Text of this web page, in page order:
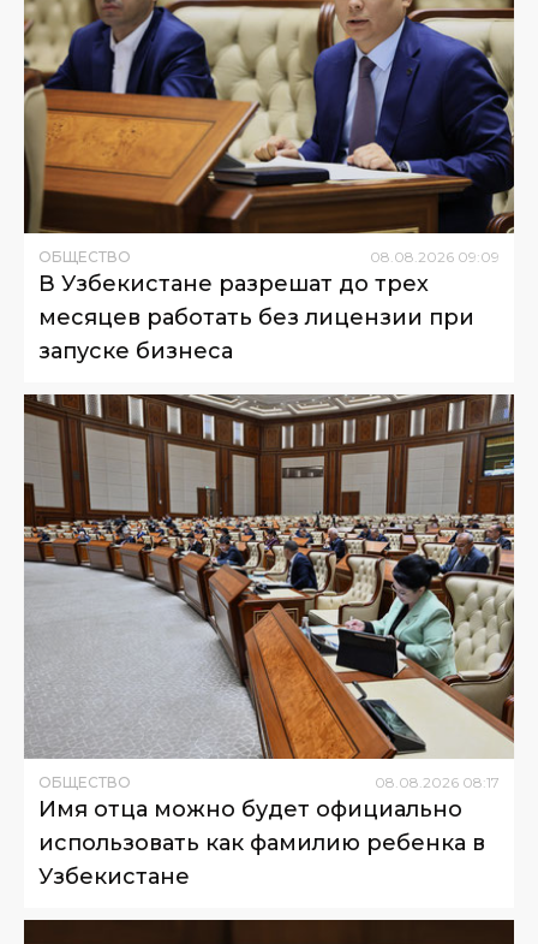
ОБЩЕСТВО 08 08 2026 09:09
В Узбекистане разрешат до трех
месяцев работать без лицензии при
запуске бизнеса
ОБЩЕСТВО 08.08.2026 08:17
Имя отца можно будет официально
использовать как фамилию ребенка в
Узбекистане